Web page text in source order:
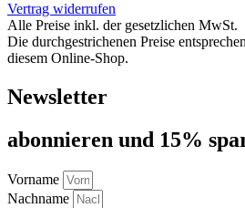
Vertrag widerrufen
Alle Preise inkl. der gesetzlichen MwSt.
Die durchgestrichenen Preise
diesem Online-Shop.
Newsletter
abon­nie­ren und 15%
Vorname
Nachname